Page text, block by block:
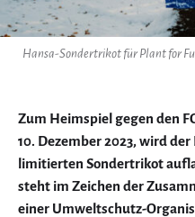
Hansa-Sondertrikot für Plant for
Zum Heimspiel gegen den
10. Dezember 2023, wird
limitierten Sondertrikot
steht im Zeichen der
einer Umweltschutz-